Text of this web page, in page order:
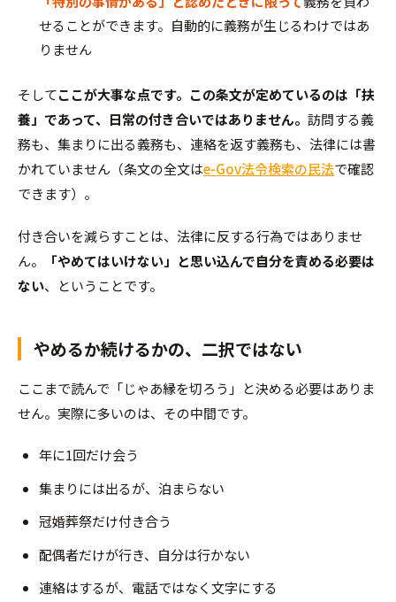
せることができます。自動的に義務が生じるわけではあ
りません
そしてここが大事な点です。この条文が定めているのは「扶
養」であって、日常の付き合いではありません。 訪問する義
務も、集まりに出る義務も、連絡を返す義務も、法律には書
かれていません（条文の全文はe-Gov法令検索の民法で確認
できます）。
付き合いを減らすことは、法律に反する行為ではありませ
ん。
「やめてはいけない」と思い込んで自分を責める必要は
ない、ということです。
やめるか続けるかの、二択ではない
ここまで読んで「じゃあ縁を切ろう」と決める必要はありま
せん。実際に多いのは、その中間です。
年に1回だけ会う
集まりには出るが、泊まらない
冠婚葬祭だけ付き合う
配偶者だけが行き、自分は行かない
連絡はするが、電話ではなく文字にする